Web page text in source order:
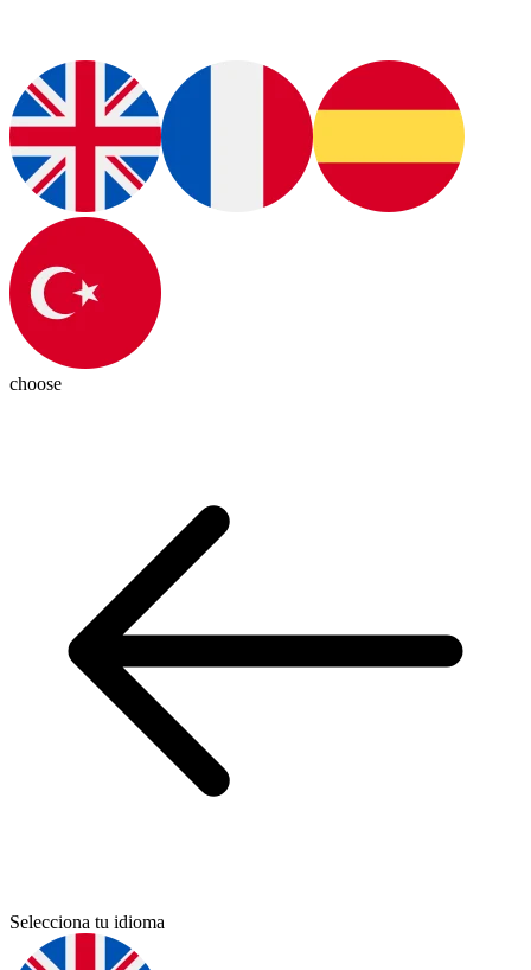
choose
Selecciona tu idioma